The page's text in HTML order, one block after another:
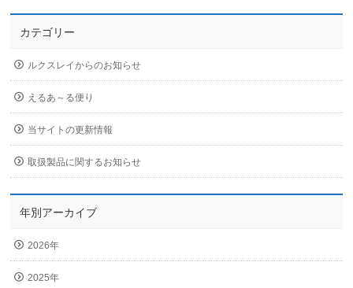
カテゴリー
ルクスレイからのお知らせ
えるあ～る便り
当サイトの更新情報
取扱製品に関するお知らせ
年別アーカイブ
2026年
2025年